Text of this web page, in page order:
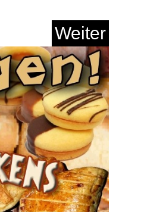
Weiter